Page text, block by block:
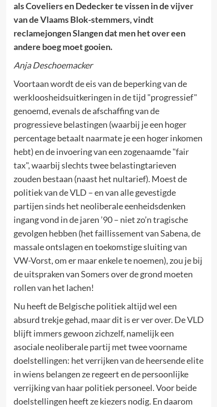
als Coveliers en Dedecker te vissen in de vijver
van de Vlaams Blok-stemmers, vindt
reclamejongen Slangen dat men het over een
andere boeg moet gooien.
Anja Deschoemacker
Voortaan wordt de eis van de beperking van de
werkloosheidsuitkeringen in de tijd "progressief"
genoemd, evenals de afschaffing van de
progressieve belastingen (waarbij je een hoger
percentage betaalt naarmate je een hoger inkomen
hebt) en de invoering van een zogenaamde "fair
tax", waarbij slechts twee belastingtarieven
zouden bestaan (naast het nultarief). Moest de
politiek van de VLD – en van alle gevestigde
partijen sinds het neoliberale eenheidsdenken
ingang vond in de jaren ’90 – niet zo’n tragische
gevolgen hebben (het faillissement van Sabena, de
massale ontslagen en toekomstige sluiting van
VW-Vorst, om er maar enkele te noemen), zou je bij
de uitspraken van Somers over de grond moeten
rollen van het lachen!
Nu heeft de Belgische politiek altijd wel een
absurd trekje gehad, maar dit is er ver over. De VLD
blijft immers gewoon zichzelf, namelijk een
asociale neoliberale partij met twee voorname
doelstellingen: het verrijken van de heersende elite
in wiens belangen ze regeert en de persoonlijke
verrijking van haar politiek personeel. Voor beide
doelstellingen heeft ze kiezers nodig. En daarom